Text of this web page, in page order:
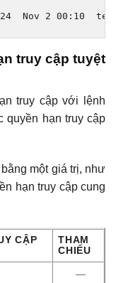
Nov 2 00 : 10
truy cập tuyệt
truy cập với lệnh
quyền hạn truy cập
một giá trị, như
hạn truy cập cung
CẬP
THAM
CHIẾU
—